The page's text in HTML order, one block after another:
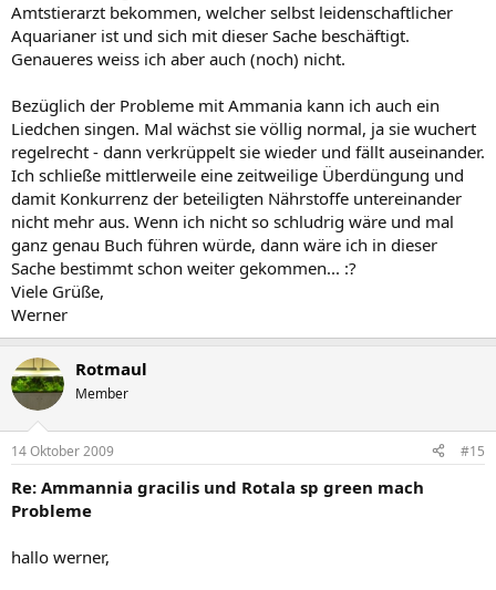
Amtstierarzt bekommen, welcher selbst leidenschaftlicher
Aquarianer ist und sich mit dieser Sache beschäftigt.
Genaueres weiss ich aber auch (noch) nicht.
Bezüglich der Probleme mit Ammania kann ich auch ein
Liedchen singen. Mal wächst sie völlig normal, ja sie wuchert
regelrecht - dann verkrüppelt sie wieder und fällt auseinander.
Ich schließe mittlerweile eine zeitweilige Überdüngung und
damit Konkurrenz der beteiligten Nährstoffe untereinander
nicht mehr aus. Wenn ich nicht so schludrig wäre und mal
ganz genau Buch führen würde, dann wäre ich in dieser
Sache bestimmt schon weiter gekommen... :?
Viele Grüße,
Werner
Rotmaul
Member
14 Oktober 2009 #15
Re: Ammannia gracilis und Rotala sp green mach
Probleme
hallo werner,